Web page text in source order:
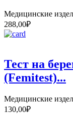
Медицинские
288,00₽
Тест на
(Femitest)...
Медицинские
130,00₽